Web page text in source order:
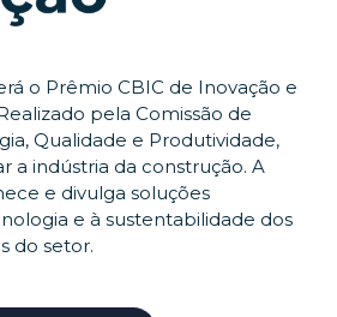
o Prêmio CBIC de Inovação e
pela Comissão de
Qualidade e Produtividade,
a indústria da construção. A
e divulga soluções
e à sustentabilidade dos
do setor.